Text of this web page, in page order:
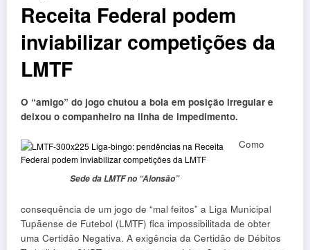
Receita Federal podem
inviabilizar competições da
LMTF
O “amigo” do jogo chutou a bola em posição irregular e
deixou o companheiro na linha de impedimento.
Sede da LMTF no “Alonsão”
Como
consequência de um jogo de “mal feitos” a Liga Municipal
Tupãense de Futebol (LMTF) fica impossibilitada de obter
uma Certidão Negativa. A exigência da Certidão de Débitos